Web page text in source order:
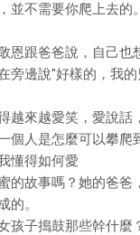
並不需要你爬上去
恩跟爸爸說，自己
旁邊說"好樣的，我
越來越愛笑，愛說話
個人是怎麼可以攀爬
懂得如何愛
的故事嗎？她的爸
的。
孩子搗鼓那些幹什